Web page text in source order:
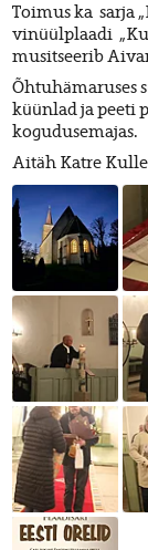
Toimus ka sarja
vinüülplaadi
musitseerib
Õhtuhämaruses
küünlad ja peeti
kogudusemajas.
Aitäh Katre